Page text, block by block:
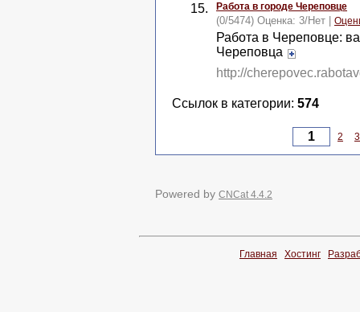
15. Работа в городе Череповце
(0/5474) Оценка: 3/Нет
Работа в Череповце:
Череповца
http://
Ссылок в категории: 574
2 3
Powered by CNCat 4.4.2
Главная Хостинг